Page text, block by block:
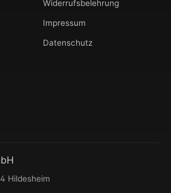
Widerrufsbelehrung
Impressum
Datenschutz
Hildesheim